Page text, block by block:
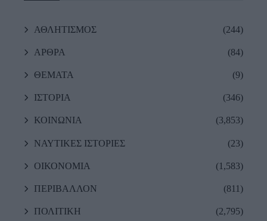
ΑΘΛΗΤΙΣΜΟΣ (244)
ΑΡΘΡΑ (84)
ΘΕΜΑΤΑ (9)
ΙΣΤΟΡΙΑ (346)
ΚΟΙΝΩΝΙΑ (3,853)
ΝΑΥΤΙΚΕΣ ΙΣΤΟΡΙΕΣ (23)
ΟΙΚΟΝΟΜΙΑ (1,583)
ΠΕΡΙΒΑΛΛΟΝ (811)
ΠΟΛΙΤΙΚΗ (2,795)